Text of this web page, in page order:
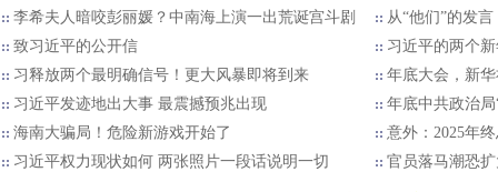
李希夫人暗咬彭丽媛？中南海上演一出荒诞宫斗剧
从“他们”的发
致习近平的公开信
习近平的两个
习释放两个最明确信号！更大风暴即将到来
年底大会，新
习近平发迹地出大事 最震撼预兆出现
年底中共政治
海南大骗局！危险新游戏开始了
意外：2025年
习近平权力现状如何 两张照片一段话说明一切
官员落马潮恐